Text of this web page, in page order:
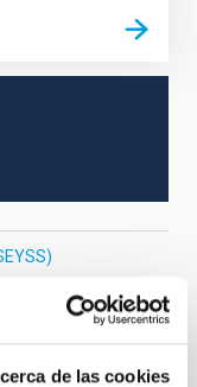
de las cookies